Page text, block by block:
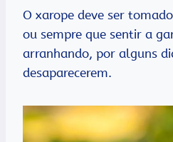
O xarope deve ser
ou sempre que sentir a
arranhando, por alguns
desaparecerem.